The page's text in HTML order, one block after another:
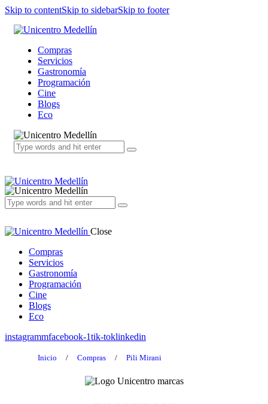
Skip to contentSkip to sidebarSkip to footer
Compras
Servicios
Gastronomía
Programación
Cine
Blogs
Eco
Close
Compras
Servicios
Gastronomía
Programación
Cine
Blogs
Eco
instagrammfacebook-1tik-toklinkedin
Inicio / Compras / Pili Mirani